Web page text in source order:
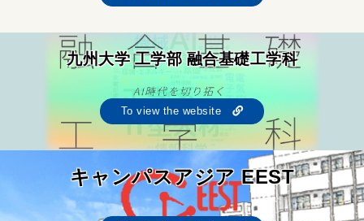
九州大学 工学部 融合基礎工学科
To view the website
キャンパスアジア EEST